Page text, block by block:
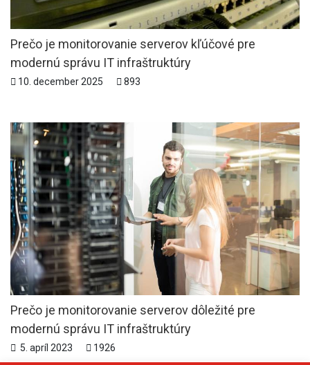
Prečo je monitorovanie serverov kľúčové pre
modernú správu IT infraštruktúry
10. december 2025 893
Prečo je monitorovanie serverov dôležité pre
modernú správu IT infraštruktúry
5. apríl 2023 1926